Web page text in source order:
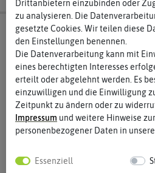
Drittanbietern einzubinden oder
zu analysieren. Die
gesetzte Cookies. Wir teilen diese
den Einstellungen benennen.
Die Datenverarbeitung kann mit
eines berechtigten Interesses
erteilt oder abgelehnt werden. Es
einzuwilligen und die Einwilligung
Zeitpunkt zu ändern oder zu
Impressum und weitere Hinweise
personenbezogener Daten in
Essenziell